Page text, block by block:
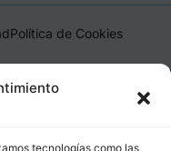
tecnologías como las
Política de Cookies
1, 18600, Motril,
L01181400